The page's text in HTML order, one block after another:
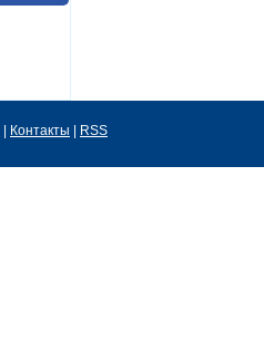
Контакты RSS